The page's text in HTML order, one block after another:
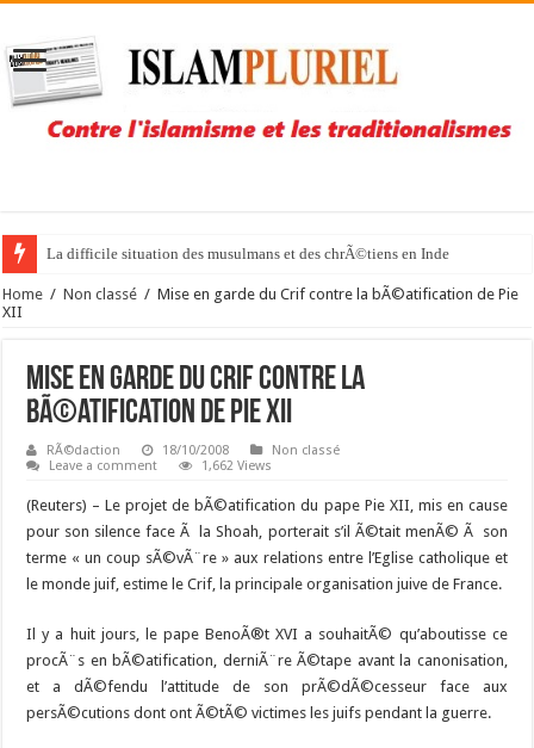
La difficile situation des musulmans et des chrÃ©tiens en Inde
Home / Non classé / Mise en garde du Crif contre la bÃ©atification de Pie
XII
Mise en garde du Crif contre la
bÃ©atification de Pie XII
RÃ©daction 18/10/2008
Non classé
Leave a comment
1,662 Views
(Reuters) – Le projet de bÃ©atification du pape Pie XII, mis en cause
pour son silence face Ã la Shoah, porterait s’il Ã©tait menÃ© Ã son
terme « un coup sÃ©vÃ¨re » aux relations entre l’Eglise catholique et
le monde juif, estime le Crif, la principale organisation juive de France.
Il y a huit jours, le pape BenoÃ®t XVI a souhaitÃ© qu’aboutisse ce
procÃ¨s en bÃ©atification, derniÃ¨re Ã©tape avant la canonisation,
et a dÃ©fendu l’attitude de son prÃ©dÃ©cesseur face aux
persÃ©cutions dont ont Ã©tÃ© victimes les juifs pendant la guerre.